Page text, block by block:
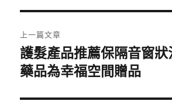
章
導
覽
上一篇文章
上
一
文
護髮產品推薦保隔音窗
藥品為幸福空間贈品